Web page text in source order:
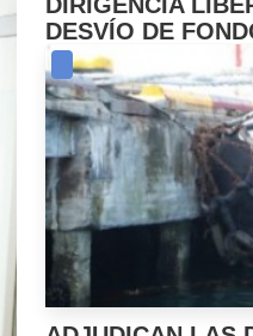
DESVÍO DE